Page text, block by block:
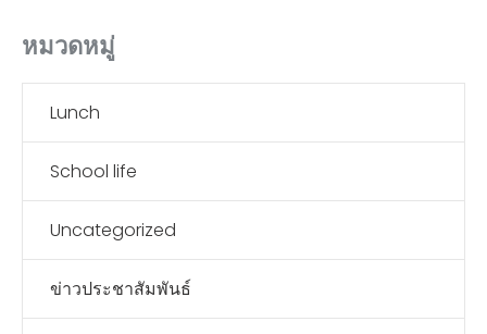
หมวดหมู่
Lunch
School life
Uncategorized
ข่าวประชาสัมพันธ์